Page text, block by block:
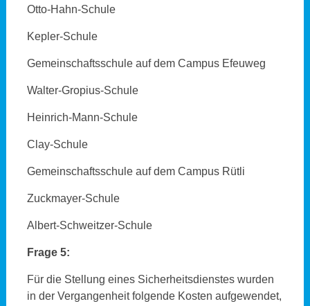
Otto-Hahn-Schule
Kepler-Schule
Gemeinschaftsschule auf dem Campus Efeuweg
Walter-Gropius-Schule
Heinrich-Mann-Schule
Clay-Schule
Gemeinschaftsschule auf dem Campus Rütli
Zuckmayer-Schule
Albert-Schweitzer-Schule
Frage 5:
Für die Stellung eines Sicherheitsdienstes wurden
in der Vergangenheit folgende Kosten aufgewendet,